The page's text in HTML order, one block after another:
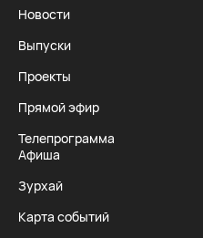
Новости
Выпуски
Проекты
Прямой эфир
Телепрограмма
Афиша
Зурхай
Карта событий